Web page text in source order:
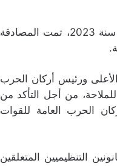
وبعد أن صادق المجلس الوزاري على التوجهات العامة لمشروع قانون المالية برسم سنة 2023، تمت المصادقة
الأعلى ورئيس أركان الحرب
من أجل التأكد من
الحرب العامة للقوات
التنظيميين المتعلقين